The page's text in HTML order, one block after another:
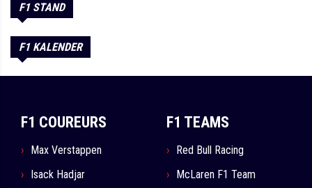
F1 STAND
F1 KALENDER
F1 COUREURS
Max Verstappen
Isack Hadjar
F1 TEAMS
Red Bull Racing
McLaren F1 Team